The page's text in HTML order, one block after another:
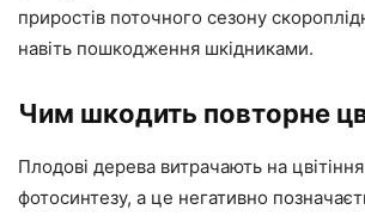
приростів поточного сезону
навіть пошкодження шкідниками.
Чим шкодить повторне
Плодові дерева витрачають на
фотосинтезу, а це негативно